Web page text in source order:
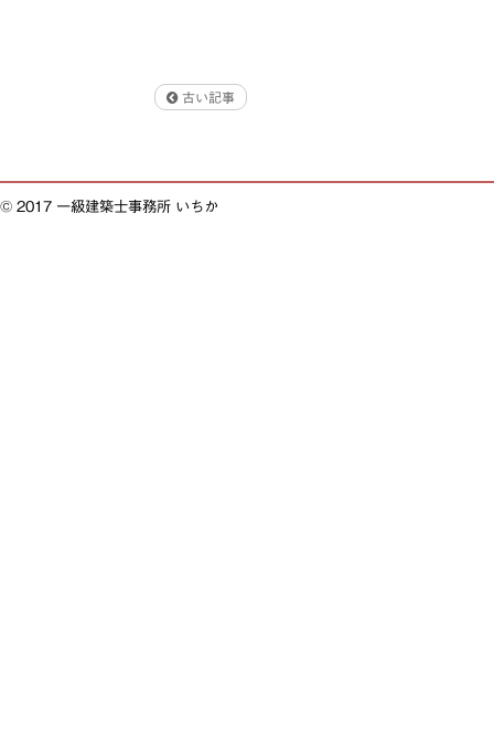
古い記事
© 2017 一級建築士事務所 いちか